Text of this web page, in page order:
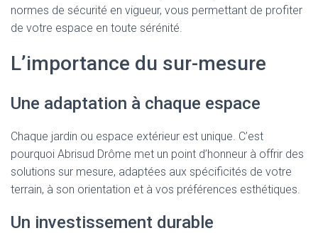
normes de sécurité en vigueur, vous permettant de profiter
de votre espace en toute sérénité.
L’importance du sur-mesure
Une adaptation à chaque espace
Chaque jardin ou espace extérieur est unique. C’est
pourquoi Abrisud Drôme met un point d’honneur à offrir des
solutions sur mesure, adaptées aux spécificités de votre
terrain, à son orientation et à vos préférences esthétiques.
Un investissement durable